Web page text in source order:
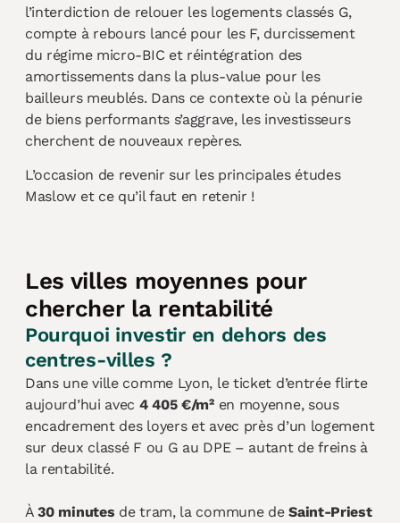
l’interdiction de relouer les logements classés G,
compte à rebours lancé pour les F, durcissement
du régime micro-BIC et réintégration des
amortissements dans la plus-value pour les
bailleurs meublés. Dans ce contexte où la pénurie
de biens performants s’aggrave, les investisseurs
cherchent de nouveaux repères.
L’occasion de revenir sur les principales études
Maslow et ce qu’il faut en retenir !
Les villes moyennes pour
chercher la rentabilité
Pourquoi investir en dehors des
centres-villes ?
Dans une ville comme Lyon, le ticket d’entrée flirte
aujourd’hui avec 4 405 €/m²en moyenne, sous
encadrement des loyers et avec près d’un logement
sur deux classé F ou G au DPE – autant de freins à
la rentabilité.
À30 minutes de tram, la commune deSaint-Priest